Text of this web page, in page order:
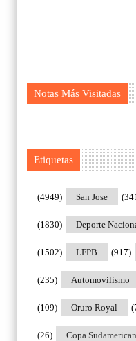
Notas Más Visitadas
Etiquetas
San Jose
(4949)
Deporte
(1830)
LFPB
(1502) (917)
Automovilismo
(235)
Oruro Royal
(109)
Copa
(26)